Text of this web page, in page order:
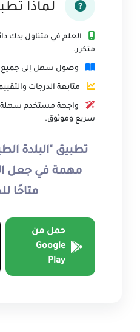
لماذا
العلم في متناول يدك
متكرر.
وصول سهل إلى جميع
متابعة الدرجات
واجهة مستخدم
سريع وموثوق.
تطبيق "البلدة
مهمة في جعل
متاحًا
حمل من
Google
Play